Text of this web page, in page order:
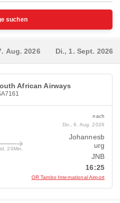
suchen
Aug. 2026 Di., 1. Sept. 2026
African Airways
20Min.
nach
Do., 6. Aug. 2026
Johannesb
urg
JNB
16:25
OR Tambo International Airport